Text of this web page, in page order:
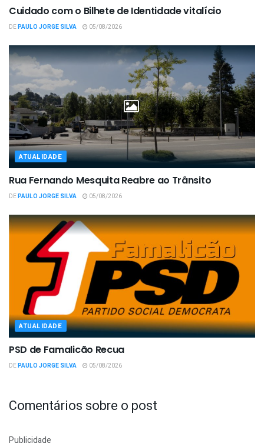
Cuidado com o Bilhete de Identidade vitalício
DEPAULO JORGE SILVA 05/08/2026
ATUALIDADE
Rua Fernando Mesquita Reabre ao Trânsito
DEPAULO JORGE SILVA 05/08/2026
ATUALIDADE
PSD de Famalicão Recua
DEPAULO JORGE SILVA 05/08/2026
Comentários sobre o post
Publicidade